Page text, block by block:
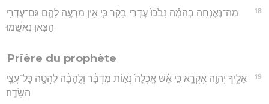
18
מַה־נֶּאֶנְחָ֣ה בְהֵמָ֗ה נָבֹ֙כוּ֙ עֶדְרֵ֣י בָקָ֔ר כִּ֛י אֵ֥ין מִרְעֶ֖ה לָהֶ֑ם גַּם־עֶדְרֵ֥י
הַצֹּ֖אן נֶאְשָֽׁמוּ׃
Prière du prophète
19
אֵלֶ֥יךָ יְהוָ֖ה אֶקְרָ֑א כִּ֣י אֵ֗שׁ אָֽכְלָה֙ נְא֣וֹת מִדְבָּ֔ר וְלֶ֣הָבָ֔ה לִהֲטָ֖ה כָּל־עֲצֵ֥י
הַשָּׂדֶֽה׃